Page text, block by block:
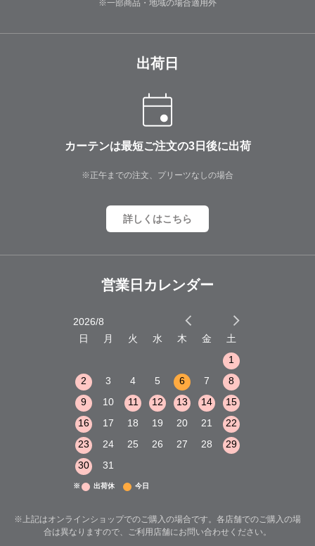
※一部商品・地域の場合適用外
出荷日
カーテンは最短ご注文の3日後に出荷
※正午までの注文、プリーツなしの場合
詳しくはこちら
営業日カレンダー
2026/8
日
月 火 水 木 金
土
1
2
3 4 5 6 7
8
9
10 11 12 13 14
15
16
17 18 19 20 21
22
23
24 25 26 27 28
29
30
31
※ 出荷休 今日
※上記はオンラインショップでのご購入の場合です。各店舗でのご購入の場
合は異なりますので、ご利用店舗にお問い合わせください。